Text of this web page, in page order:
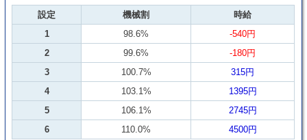
設定 機械割
時給
1
98.6%
-540円
2
99.6%
-180円
3
100.7%
315円
4
103.1%
1395円
5
106.1%
2745円
6
110.0% 4500円